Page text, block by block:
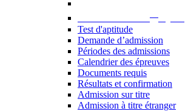
Test d'aptitude
Demande d’admission
Périodes des admissions
Calendrier des épreuves
Documents requis
Résultats et confirmation
Admission sur titre
Admission à titre étranger